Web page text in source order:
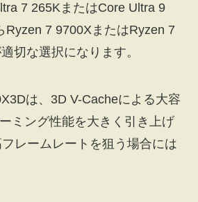
7 265KまたはCore Ultra 9
Ryzen 7 9700XまたはRyzen 7
切な選択になります。
は、3D V-Cacheによる大容
ミング性能を大きく引き上げ
レームレートを狙う場合には